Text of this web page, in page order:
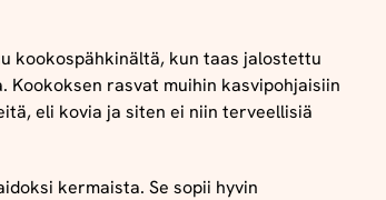
kookospähkinältä, kun taas jalostettu
Kookoksen rasvat muihin kasvipohjaisiin
eli kovia ja siten ei niin terveellisiä
kermaista. Se sopii hyvin